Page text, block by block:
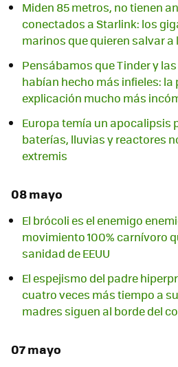
Miden 85 metros, no tienen
conectados a Starlink: los
marinos que quieren salvar a
Pensábamos que Tinder y
habían hecho más infieles:
explicación mucho más
Europa temía un apocalipsis
baterías, lluvias y reactores
extremis
08 mayo
El brócoli es el enemigo
movimiento 100% carnívoro
sanidad de EEUU
El espejismo del padre
cuatro veces más tiempo a
madres siguen al borde del
07 mayo